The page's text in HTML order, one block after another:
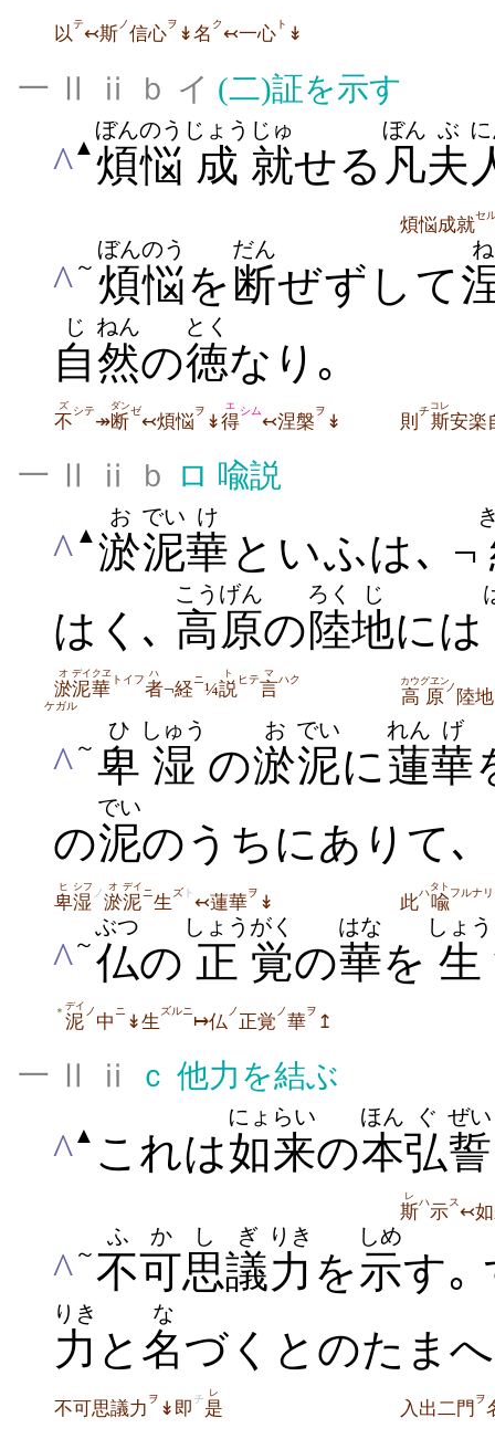
以テ↢斯 ノ信心ヲ ↡名 ク↢一心 ト ↡
一 Ⅱ ⅱ ｂ イ (二)証を示す
^▲ 煩悩
ぼんのう
成
じょう
就
じゅ
せる 凡
ぼん
夫
ぶ
煩悩成就セ
^ ～ 煩悩
ぼんのう
を 断
だん
ぜずして
ね
自
じ
然
ねん
の徳
とく
なり｡
不
ズ シテ↠断
ダンゼ↢煩悩ヲ ↡得
エ シム↢涅槃ヲ ↡ 則 チ斯
コレ
安楽
一 Ⅱ ⅱ ｂ ロ 喩説
^ ▲ 淤
お
泥
でい
華
け
といふは､ ¬
はく､ 高原
こうげん
の陸
ろく
地
じ
には
淤
オ
ケガル
泥
デイ
華
クヱトイフ者
ハ
¬経 ニ¼説
ト ヒテ言
マ ハク
高
カウ
原
グヱンノ 陸地
^ ～ 卑
ひ
湿
しゅう
の淤
お
泥
でい
に蓮
れん
華
げ
の泥
でい
のうちにありて､
卑
ヒ
湿
シフ ノ淤
オ
泥
デイ ニ生 ズト ↢蓮華ヲ ↡ 此ハ喩
タト フルナリ
^～ 仏
ぶつ
の 正
しょう
覚
がく
の華
はな
を 生
しょう
＊ 泥
デイ ノ 中ニ ↡生 ズルニ↦仏 ノ 正覚 ノ華ヲ ↥
一 Ⅱ ⅱ ｃ 他力を結ぶ
^▲ これは如来
にょらい
の本
ほん
弘
ぐ
誓
ぜい
斯
レ ハ示ス↢
^ ～不可
ふか
思議
しぎ
力
りき
を示
しめ
す｡
力
りき
と 名
な
づくとのたま
不可思議力 ヲ ↡即 チ是
レ
入出二門 ヲ